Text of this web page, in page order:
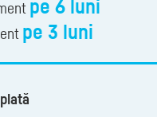
pe 6 luni
pe 3 luni